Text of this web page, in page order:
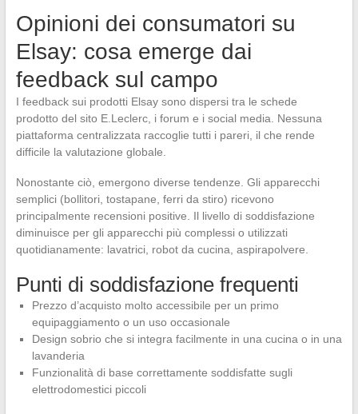
Opinioni dei consumatori su
Elsay: cosa emerge dai
feedback sul campo
I feedback sui prodotti Elsay sono dispersi tra le schede
prodotto del sito E.Leclerc, i forum e i social media. Nessuna
piattaforma centralizzata raccoglie tutti i pareri, il che rende
difficile la valutazione globale.
Nonostante ciò, emergono diverse tendenze. Gli apparecchi
semplici (bollitori, tostapane, ferri da stiro) ricevono
principalmente recensioni positive. Il livello di soddisfazione
diminuisce per gli apparecchi più complessi o utilizzati
quotidianamente: lavatrici, robot da cucina, aspirapolvere.
Punti di soddisfazione frequenti
Prezzo d’acquisto molto accessibile per un primo
equipaggiamento o un uso occasionale
Design sobrio che si integra facilmente in una cucina o in una
lavanderia
Funzionalità di base correttamente soddisfatte sugli
elettrodomestici piccoli